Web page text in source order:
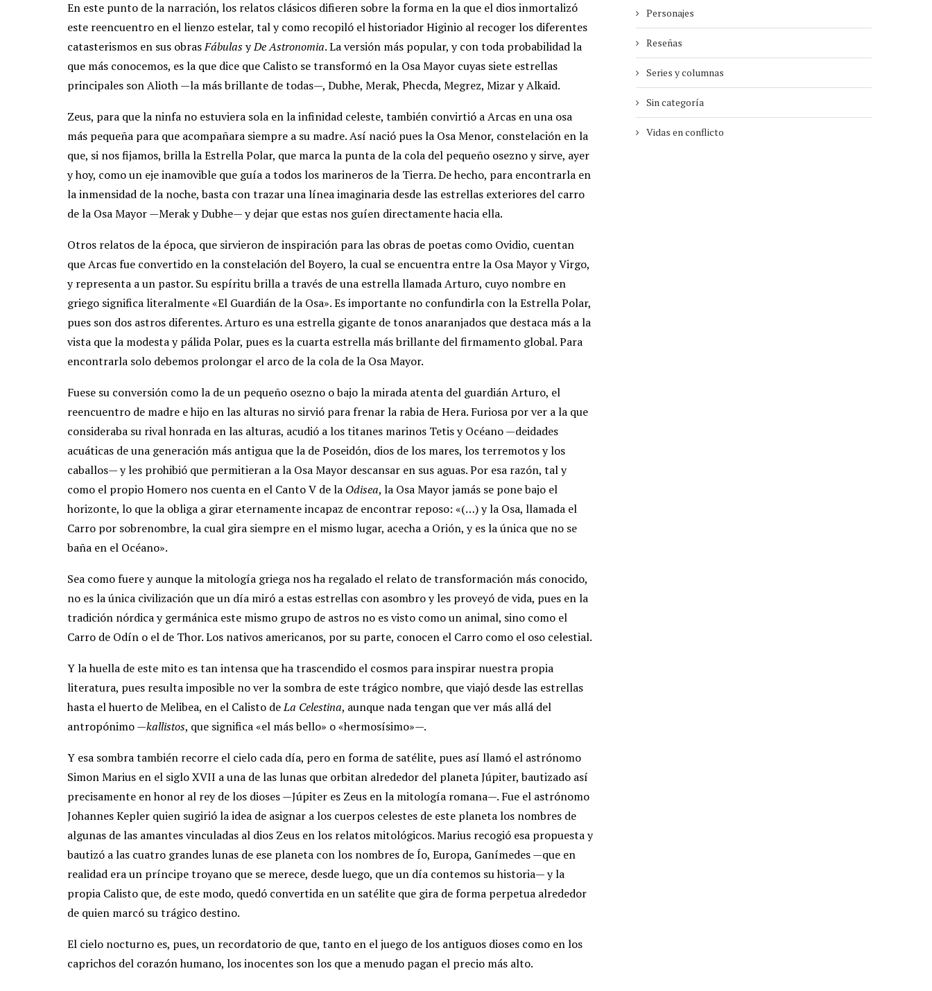
En este punto de la narración, los relatos clásicos difieren sobre la forma en la que el dios inmortalizó
este reencuentro en el lienzo estelar, tal y como recopiló el historiador Higinio al recoger los diferentes
catasterismos en sus obrasFábulasyDe Astronomia. La versión más popular, y con toda probabilidad la
que más conocemos, es la que dice que Calisto se transformó en la Osa Mayor cuyas siete estrellas
principales son Alioth —la más brillante de todas—, Dubhe, Merak, Phecda, Megrez, Mizar y Alkaid.
Zeus, para que la ninfa no estuviera sola en la infinidad celeste, también convirtió a Arcas en una osa
más pequeña para que acompañara siempre a su madre. Así nació pues la Osa Menor, constelación en la
que, si nos fijamos, brilla la Estrella Polar, que marca la punta de la cola del pequeño osezno y sirve, ayer
y hoy, como un eje inamovible que guía a todos los marineros de la Tierra. De hecho, para encontrarla en
la inmensidad de la noche, basta con trazar una línea imaginaria desde las estrellas exteriores del carro
de la Osa Mayor —Merak y Dubhe— y dejar que estas nos guíen directamente hacia ella.
Otros relatos de la época, que sirvieron de inspiración para las obras de poetas como Ovidio, cuentan
que Arcas fue convertido en la constelación del Boyero, la cual se encuentra entre la Osa Mayor y Virgo,
y representa a un pastor. Su espíritu brilla a través de una estrella llamada Arturo, cuyo nombre en
griego significa literalmente «El Guardián de la Osa». Es importante no confundirla con la Estrella Polar,
pues son dos astros diferentes. Arturo es una estrella gigante de tonos anaranjados que destaca más a la
vista que la modesta y pálida Polar, pues es la cuarta estrella más brillante del firmamento global. Para
encontrarla solo debemos prolongar el arco de la cola de la Osa Mayor.
Fuese su conversión como la de un pequeño osezno o bajo la mirada atenta del guardián Arturo, el
reencuentro de madre e hijo en las alturas no sirvió para frenar la rabia de Hera. Furiosa por ver a la que
consideraba su rival honrada en las alturas, acudió a los titanes marinos Tetis y Océano —deidades
acuáticas de una generación más antigua que la de Poseidón, dios de los mares, los terremotos y los
caballos— y les prohibió que permitieran a la Osa Mayor descansar en sus aguas. Por esa razón, tal y
como el propio Homero nos cuenta en el Canto V de la Odisea, la Osa Mayor jamás se pone bajo el
horizonte, lo que la obliga a girar eternamente incapaz de encontrar reposo: «(…) y la Osa, llamada el
Carro por sobrenombre, la cual gira siempre en el mismo lugar, acecha a Orión, y es la única que no se
baña en el Océano».
Sea como fuere y aunque la mitología griega nos ha regalado el relato de transformación más conocido,
no es la única civilización que un día miró a estas estrellas con asombro y les proveyó de vida, pues en la
tradición nórdica y germánica este mismo grupo de astros no es visto como un animal, sino como el
Carro de Odín o el de Thor. Los nativos americanos, por su parte, conocen el Carro como el oso celestial.
Y la huella de este mito es tan intensa que ha trascendido el cosmos para inspirar nuestra propia
literatura, pues resulta imposible no ver la sombra de este trágico nombre, que viajó desde las estrellas
hasta el huerto de Melibea, en el Calisto deLa Celestina, aunque nada tengan que ver más allá del
antropónimo —kallistos, que significa «el más bello» o «hermosísimo»—.
Y esa sombra también recorre el cielo cada día, pero en forma de satélite, pues así llamó el astrónomo
Simon Marius en el siglo XVII a una de las lunas que orbitan alrededor del planeta Júpiter, bautizado así
precisamente en honor al rey de los dioses —Júpiter es Zeus en la mitología romana—. Fue el astrónomo
Johannes Kepler quien sugirió la idea de asignar a los cuerpos celestes de este planeta los nombres de
algunas de las amantes vinculadas al dios Zeus en los relatos mitológicos. Marius recogió esa propuesta y
bautizó a las cuatro grandes lunas de ese planeta con los nombres de Ío, Europa, Ganímedes —que en
realidad era un príncipe troyano que se merece, desde luego, que un día contemos su historia— y la
propia Calisto que, de este modo, quedó convertida en un satélite que gira de forma perpetua alrededor
de quien marcó su trágico destino.
El cielo nocturno es, pues, un recordatorio de que, tanto en el juego de los antiguos dioses como en los
caprichos del corazón humano, los inocentes son los que a menudo pagan el precio más alto.
Personajes
Reseñas
Series y columnas
Sin categoría
Vidas en conflicto